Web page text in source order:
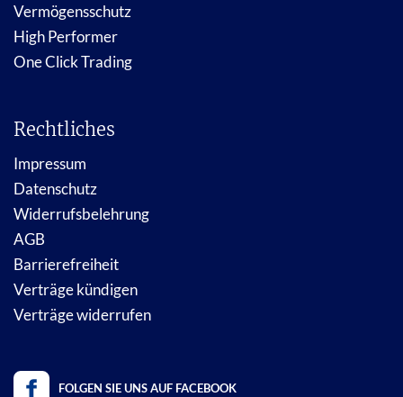
Vermögensschutz
High Performer
One Click Trading
Rechtliches
Impressum
Datenschutz
Widerrufsbelehrung
AGB
Barrierefreiheit
Verträge kündigen
Verträge widerrufen
FOLGEN SIE UNS AUF FACEBOOK